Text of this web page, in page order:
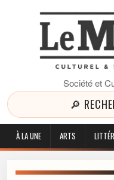
Société et
🔎
À LA UNE ARTS